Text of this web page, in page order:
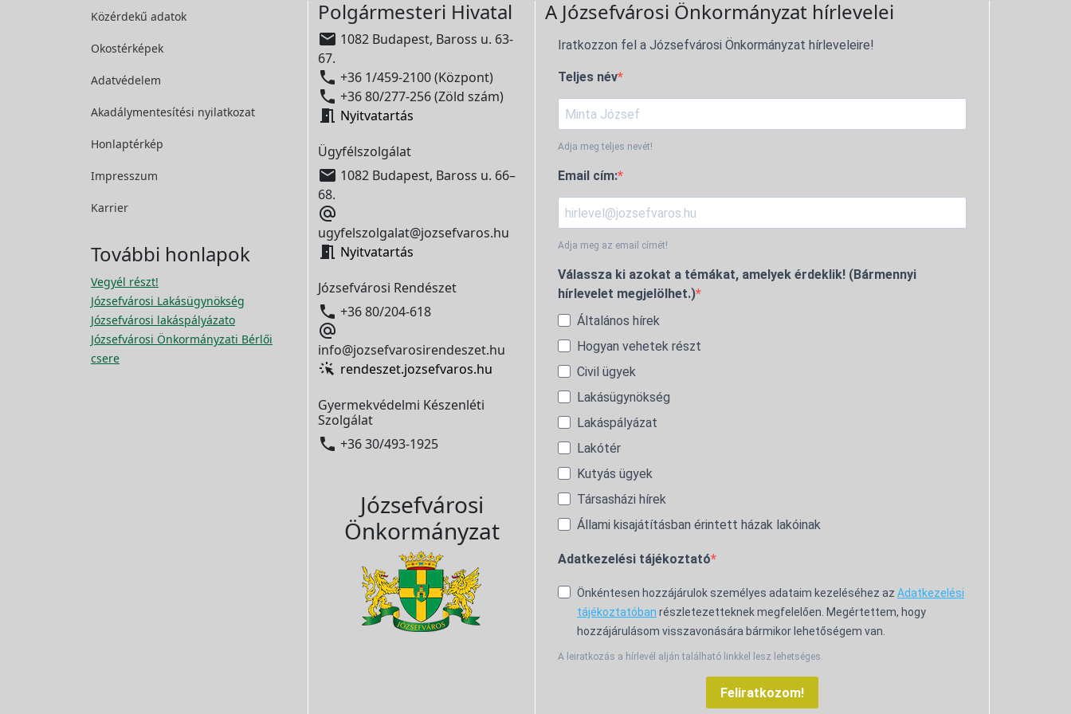
Közérdekű adatok
Okostérképek
Adatvédelem
Akadálymentesítési nyilatkozat
Honlaptérkép
Impresszum
Karrier
További honlapok
Vegyél részt!
Józsefvárosi Lakásügynökség
Józsefvárosi lakáspályázato
Józsefvárosi Önkormányzati Bérlői
csere
Polgármesteri Hivatal
 1082 Budapest, Baross u. 63-
67.
 +36 1/459-2100 (Központ)
 +36 80/277-256 (Zöld szám)
 Nyitvatartás
Ügyfélszolgálat
 1082 Budapest, Baross u. 66–
68.

ugyfelszolgalat@jozsefvaros.hu
 Nyitvatartás
Józsefvárosi Rendészet
 +36 80/204-618

info@jozsefvarosirendeszet.hu
rendeszet.jozsefvaros.hu
Gyermekvédelmi Készenléti
Szolgálat
 +36 30/493-1925
Józsefvárosi
Önkormányzat
A Józsefvárosi Önkormányzat hírlevelei
Iratkozzon fel a Józsefvárosi Önkormányzat hírleveleire!
Teljes név
Adja meg teljes nevét!
Email cím:
Adja meg az email címét!
Válassza ki azokat a témákat, amelyek érdeklik! (Bármennyi
hírlevelet megjelölhet.)
Általános hírek
Hogyan vehetek részt
Civil ügyek
Lakásügynökség
Lakáspályázat
Lakótér
Kutyás ügyek
Társasházi hírek
Állami kisajátításban érintett házak lakóinak
Adatkezelési tájékoztató
Önkéntesen hozzájárulok személyes adataim kezeléséhez az Adatkezelési
tájékoztatóban részletezetteknek megfelelően. Megértettem, hogy
hozzájárulásom visszavonására bármikor lehetőségem van.
A leiratkozás a hírlevél alján található linkkel lesz lehetséges.
Feliratkozom!